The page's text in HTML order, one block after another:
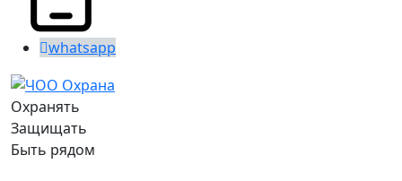
whatsapp
Охранять
Защищать
Быть рядом